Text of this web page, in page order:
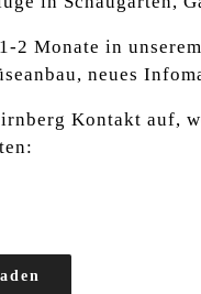
2 Monate in unserem
neues
Kontakt auf,